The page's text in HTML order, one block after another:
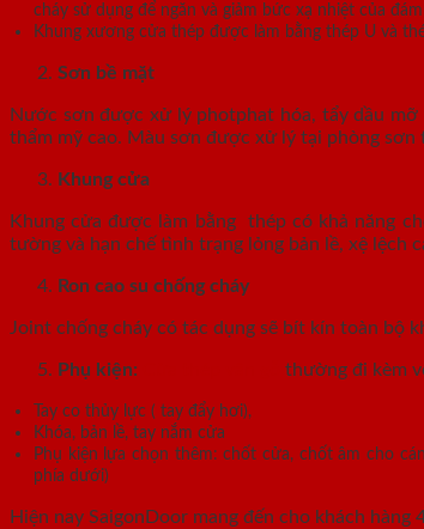
cháy sử dụng để ngăn và giảm bức xạ nhiệt của
Khung xương cửa thép được làm bằng thép U và
Sơn bề mặt
Nước sơn được xử lý photphat hóa, tẩy dầu
thẩm mỹ cao. Màu sơn được xử lý tại phòng
Khung cửa
Khung cửa được làm bằng thép có khả năng
tường và hạn chế tình trạng lỏng bản lề, xệ lệch
Ron cao su chống cháy
Joint chống cháy có tác dụng sẽ bít kín toàn bộ
Phụ kiện: thường đi kèm
Tay co thủy lực ( tay đẩy hơi),
Khóa, bản lề, tay nắm cửa
Phụ kiện lựa chọn thêm: chốt cửa, chốt âm cho
phía dưới)
Hiện nay SaigonDoor mang đến cho khách hàng